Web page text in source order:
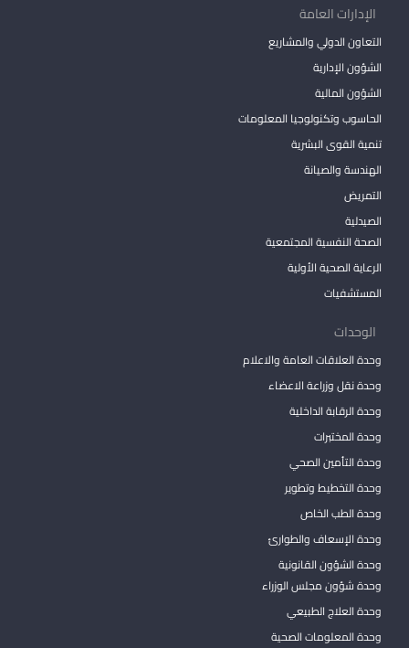
الإدارات العامة
التعاون الدولي والمشاريع
الشؤون الإدارية
الشؤون المالية
الحاسوب وتكنولوجيا المعلومات
تنمية القوى البشرية
الهندسة والصيانة
التمريض
الصيدلية
الصحة النفسية المجتمعية
الرعاية الصحية الأولية
المستشفيات
الوحدات
وحدة العلاقات العامة والاعلام
وحدة نقل وزراعة الاعضاء
وحدة الرقابة الداخلية
وحدة المختبرات
وحدة التأمين الصحي
وحدة التخطيط وتطوير
وحدة الطب الخاص
وحدة الإسعاف والطوارئ
وحدة الشؤون القانونية
وحدة شؤون مجلس الوزراء
وحدة العلاج الطبيعي
وحدة المعلومات الصحية